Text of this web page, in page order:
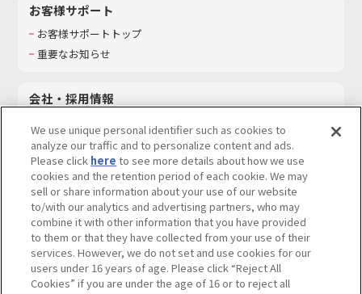
お客様サポート
お客様サポートトップ
重要なお知らせ
会社・採用情報
採用情報
サステナビリティ
お問い合わせ
ウェブサイトご利用条件 ソーシャルメディアポリシー
個人情報及び特定個人情報等の取り扱いに関する保護方針
We use unique personal identifier such as cookies to
analyze our traffic and to personalize content and ads.
Please click here to see more details about how we use
cookies and the retention period of each cookie. We may
sell or share information about your use of our website
to/with our analytics and advertising partners, who may
combine it with other information that you have provided
to them or that they have collected from your use of their
services. However, we do not set and use cookies for our
users under 16 years of age. Please click “Reject All
Cookies” if you are under the age of 16 or to reject all